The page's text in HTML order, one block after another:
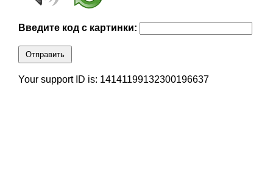
Введите код с картинки:
Отправить
Your support ID is: 14141199132300196637